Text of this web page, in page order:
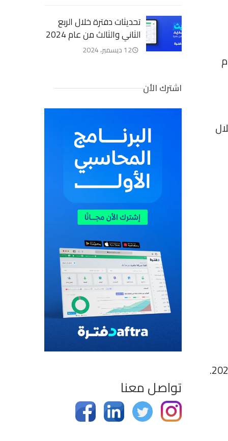
تحديثات دفترة خلال الربع
الثاني والثالث من عام 2024
12 ديسمبر، 2024
اشترك الأن
تواصل معنا